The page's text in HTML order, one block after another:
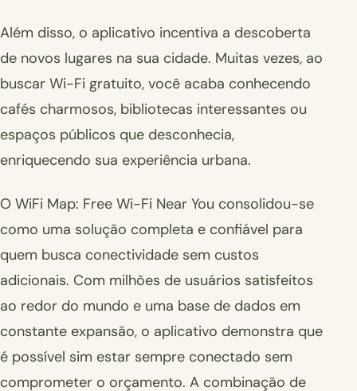
Além disso, o aplicativo incentiva a descoberta
de novos lugares na sua cidade. Muitas vezes, ao
buscar Wi-Fi gratuito, você acaba conhecendo
cafés charmosos, bibliotecas interessantes ou
espaços públicos que desconhecia,
enriquecendo sua experiência urbana.
O WiFi Map: Free Wi-Fi Near You consolidou-se
como uma solução completa e confiável para
quem busca conectividade sem custos
adicionais. Com milhões de usuários satisfeitos
ao redor do mundo e uma base de dados em
constante expansão, o aplicativo demonstra que
é possível sim estar sempre conectado sem
comprometer o orçamento. A combinação de